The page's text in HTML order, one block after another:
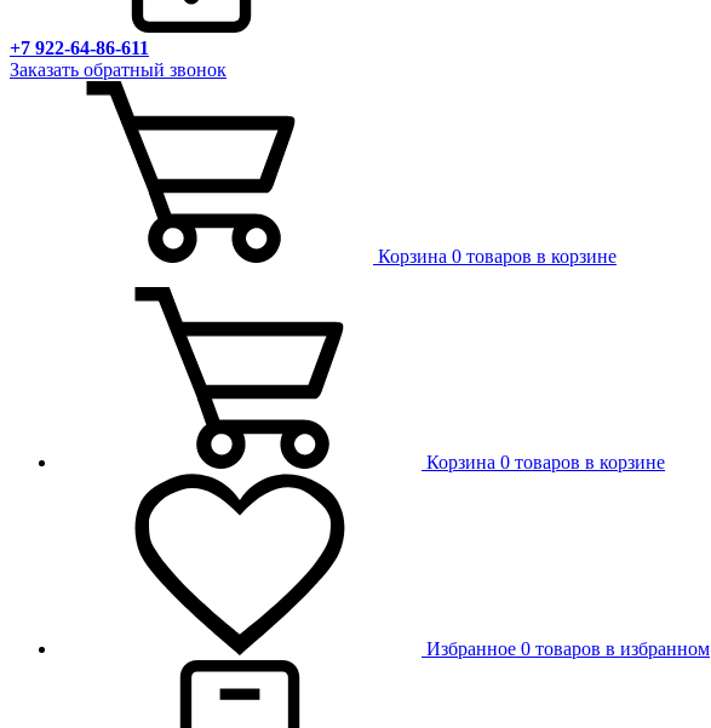
+7 922-64-86-611
Заказать обратный звонок
Корзина 0 товаров в корзине
Корзина 0 товаров в корзине
Избранное 0 товаров в избранном